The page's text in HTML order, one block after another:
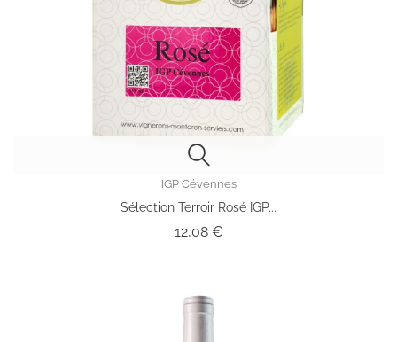
IGP Cévennes
Sélection Terroir Rosé IGP...
12,08 €Prix